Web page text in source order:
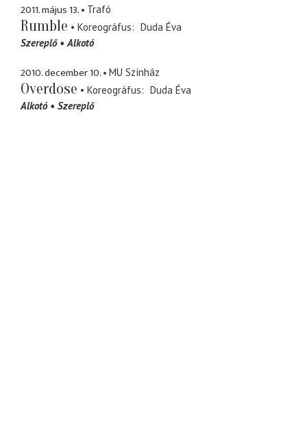
2011. május 13. Trafó
Rumble Koreográfus
Duda Éva
Szereplő
Alkotó
2010. december 10. MU Színház
Overdose Koreográfus
Duda Éva
Alkotó
Szereplő